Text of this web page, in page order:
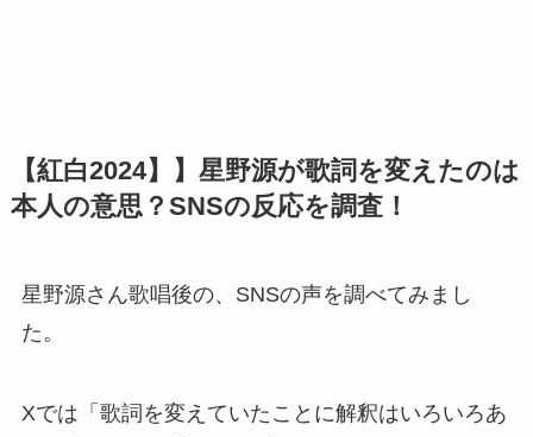
【紅白2024】】星野源が歌詞を変えたのは
本人の意思？SNSの反応を調査！
星野源さん歌唱後の、SNSの声を調べてみまし
た。
Xでは「歌詞を変えていたことに解釈はいろいろあ